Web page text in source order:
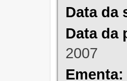
Data da
Data da
2007
Ementa: